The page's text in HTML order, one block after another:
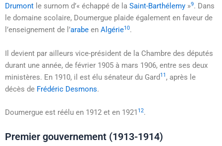
Drumont le surnom d’« échappé de la Saint-Barthélemy »9. Dans
le domaine scolaire, Doumergue plaide également en faveur de
l’enseignement de l’arabe en Algérie10.
Il devient par ailleurs vice-président de la Chambre des députés
durant une année, de février 1905 à mars 1906, entre ses deux
ministères. En 1910, il est élu sénateur du Gard 11 , après le
décès de Frédéric Desmons.
Doumergue est réélu en 1912 et en 1921 12.
Premier gouvernement (1913-1914)